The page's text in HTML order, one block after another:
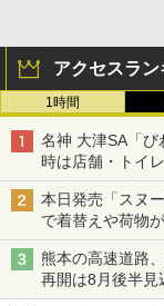
アクセスラン
1時間
名神 大津SA「び
時は店舗・トイ
本日発売「スヌ
で着替えや荷物
熊本の高速道路
再開は8月後半見